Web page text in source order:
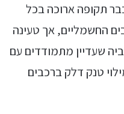
תקופה ארוכה בכל
החשמליים, אך טעינה
שעדיין מתמודדים עם
טנק דלק ברכבים